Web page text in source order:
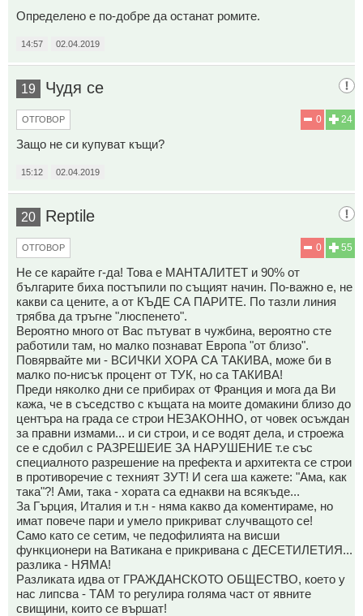
Определено е по-добре да останат ромите.
14:57 02.04.2019
19 Чудя се
24
0
ОТГОВОР
Защо не си купуват къщи?
15:12 02.04.2019
20 Reptile
55
0
ОТГОВОР
Не се карайте г-да! Това е МАНТАЛИТЕТ и 90% от
българите биха постъпили по същият начин. По-важно е, не
какви са цените, а от КЪДЕ СА ПАРИТЕ. По тазли линия
трябва да тръгне "люспенето".
Вероятно много от Вас пътуват в чужбина, вероятно сте
работили там, но малко познават Европа "от близо".
Повярвайте ми - ВСИЧКИ ХОРА СА ТАКИВА, може би в
малко по-нисък процент от ТУК, но са ТАКИВА!
Преди няколко дни се прибирах от Франция и мога да Ви
кажа, че в съседство с къщата на моите домакини близо до
центъра на града се строи НЕЗАКОННО, от човек осъждан
за правни измами... и си строи, и се водят дела, и строежа
се е сдобил с РАЗРЕШЕИЕ ЗА НАРУШЕНИЕ т.е със
специалното разрешение на префекта и архитекта се строи
в противоречие с техният ЗУТ! И сега ша кажете: "Ама, как
така"?! Ами, така - хората са еднакви на всякъде...
За Гърция, Италия и т.н - няма какво да коментираме, но
имат повече пари и умело прикриват случващото се!
Само като се сетим, че педофилията на висши
функционери на Ватикана е прикривана с ДЕСЕТИЛЕТИЯ...
разлика - НЯМА!
Разликата идва от ГРАЖДАНСКОТО ОБЩЕСТВО, което у
нас липсва - ТАМ то регулира голяма част от явните
свищини, които се вършат!